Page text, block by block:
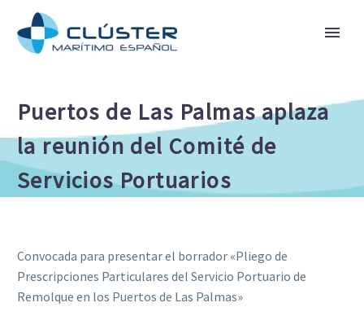
Puertos de Las Palmas aplaza
la reunión del Comité de
Servicios Portuarios
Convocada para presentar el borrador «Pliego de
Prescripciones Particulares del Servicio Portuario de
Remolque en los Puertos de Las Palmas»